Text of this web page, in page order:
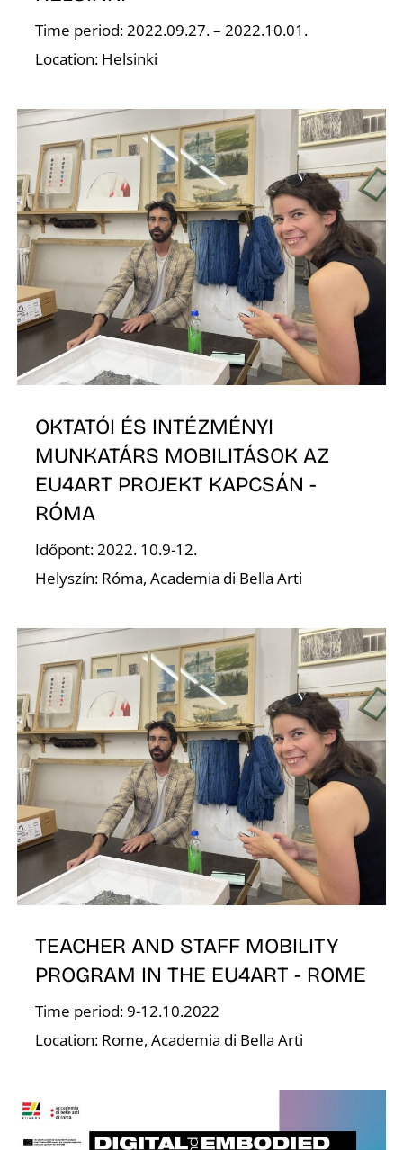
Time period: 2022.09.27. – 2022.10.01.
Location: Helsinki
OKTATÓI ÉS INTÉZMÉNYI
MUNKATÁRS MOBILITÁSOK AZ
EU4ART PROJEKT KAPCSÁN -
RÓMA
Időpont: 2022. 10.9-12.
Helyszín: Róma, Academia di Bella Arti
TEACHER AND STAFF MOBILITY
PROGRAM IN THE EU4ART - ROME
Time period: 9-12.10.2022
Location: Rome, Academia di Bella Arti